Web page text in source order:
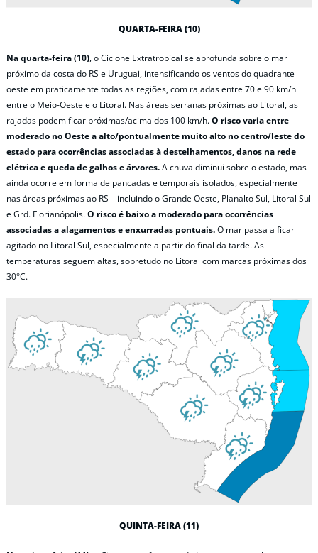
QUARTA-FEIRA (10)
Na quarta-feira (10), o Ciclone Extratropical se aprofunda sobre o mar
próximo da costa do RS e Uruguai, intensificando os ventos do quadrante
oeste em praticamente todas as regiões, com rajadas entre 70 e 90 km/h
entre o Meio-Oeste e o Litoral. Nas áreas serranas próximas ao Litoral, as
rajadas podem ficar próximas/acima dos 100 km/h.O risco varia entre
moderado no Oeste a alto/pontualmente muito alto no centro/leste do
estado para ocorrências associadas à destelhamentos, danos na rede
elétrica e queda de galhos e árvores.A chuva diminui sobre o estado, mas
ainda ocorre em forma de pancadas e temporais isolados, especialmente
nas áreas próximas ao RS – incluindo o Grande Oeste, Planalto Sul, Litoral Sul
e Grd. Florianópolis.O risco é baixo a moderado para ocorrências
associadas a alagamentos e enxurradas pontuais.O mar passa a ficar
agitado no Litoral Sul, especialmente a partir do final da tarde. As
temperaturas seguem altas, sobretudo no Litoral com marcas próximas dos
30°C.
QUINTA-FEIRA (11)